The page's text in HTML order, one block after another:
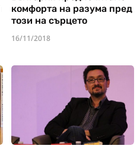
комфорта на разума пред
този на сърцето
16/11/2018